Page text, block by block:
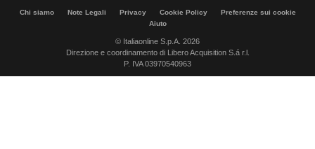
Chi siamo Note Legali Privacy Cookie Policy
Preferenze sui cookie
Aiuto
© Italiaonline S.p.A. 2026
Direzione e coordinamento di Libero Acquisition S.á r.l.
P. IVA 03970540963